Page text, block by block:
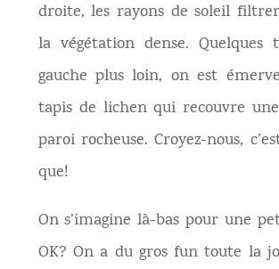
droite, les rayons de soleil
la végétation dense. Quelques
gauche plus loin, on est
tapis de lichen qui recouvre
paroi rocheuse. Croyez-nous,
que!
On s’imagine là-bas pour une
OK? On a du gros fun toute la